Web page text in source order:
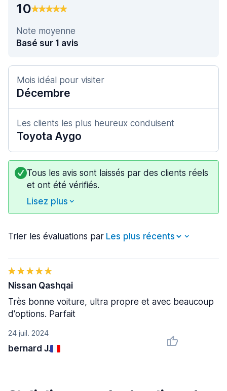
10
Note moyenne
Basé sur 1 avis
Mois idéal pour visiter
Décembre
Les clients les plus heureux conduisent
Toyota Aygo
Tous les avis sont laissés par des clients réels
et ont été vérifiés.
Lisez plus
Trier les évaluations par
24 juil. 2024
bernard J.
Nissan Qashqai
Très bonne voiture, ultra propre et avec beaucoup
d'options. Parfait